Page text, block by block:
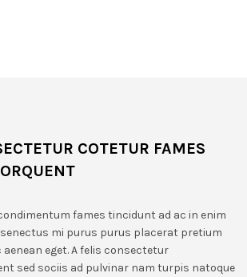
COTETUR FAMES
fames tincidunt ad ac in enim
mi purus purus placerat pretium
aenean eget. A felis consectetur
sed sociis ad pulvinar nam turpis natoque